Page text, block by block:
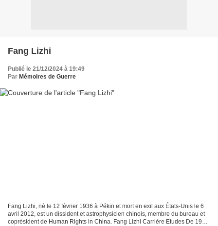
Fang Lizhi
Publié le 21/12/2024 à 19:49
Par Mémoires de Guerre
Fang Lizhi, né le 12 février 1936 à Pékin et mort en exil aux États-Unis le 6
avril 2012, est un dissident et astrophysicien chinois, membre du bureau et
coprésident de Human Rights in China. Fang Lizhi Carrière Etudes De 1946